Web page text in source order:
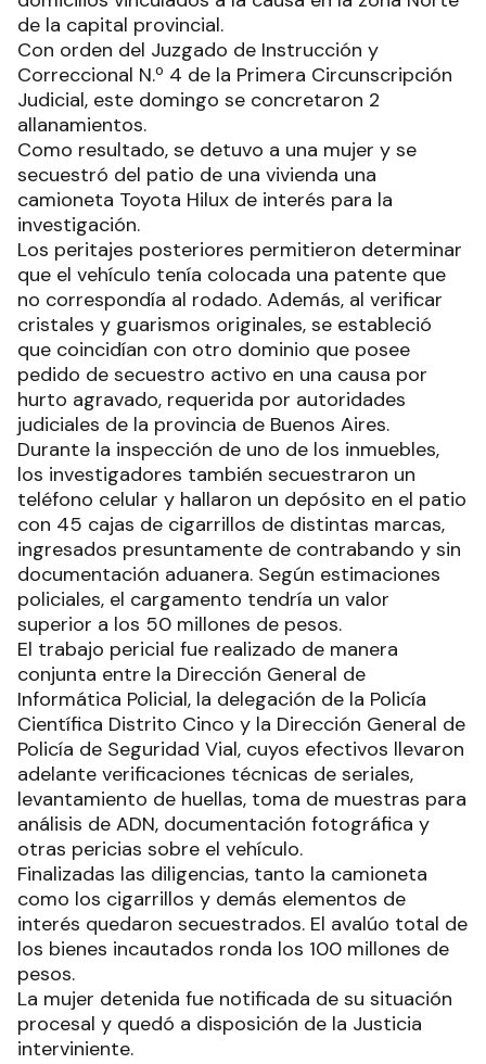
de la capital provincial.
Con orden del Juzgado de Instrucción y
Correccional N.º 4 de la Primera Circunscripción
Judicial, este domingo se concretaron 2
allanamientos.
Como resultado, se detuvo a una mujer y se
secuestró del patio de una vivienda una
camioneta Toyota Hilux de interés para la
investigación.
Los peritajes posteriores permitieron determinar
que el vehículo tenía colocada una patente que
no correspondía al rodado. Además, al verificar
cristales y guarismos originales, se estableció
que coincidían con otro dominio que posee
pedido de secuestro activo en una causa por
hurto agravado, requerida por autoridades
judiciales de la provincia de Buenos Aires.
Durante la inspección de uno de los inmuebles,
los investigadores también secuestraron un
teléfono celular y hallaron un depósito en el patio
con 45 cajas de cigarrillos de distintas marcas,
ingresados presuntamente de contrabando y sin
documentación aduanera. Según estimaciones
policiales, el cargamento tendría un valor
superior a los 50 millones de pesos.
El trabajo pericial fue realizado de manera
conjunta entre la Dirección General de
Informática Policial, la delegación de la Policía
Científica Distrito Cinco y la Dirección General de
Policía de Seguridad Vial, cuyos efectivos llevaron
adelante verificaciones técnicas de seriales,
levantamiento de huellas, toma de muestras para
análisis de ADN, documentación fotográfica y
otras pericias sobre el vehículo.
Finalizadas las diligencias, tanto la camioneta
como los cigarrillos y demás elementos de
interés quedaron secuestrados. El avalúo total de
los bienes incautados ronda los 100 millones de
pesos.
La mujer detenida fue notificada de su situación
procesal y quedó a disposición de la Justicia
interviniente.